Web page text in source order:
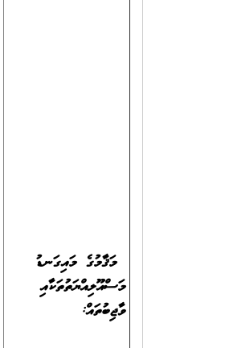
މަޤާމުގެ މައިގަނޑު
މަސްއޫލިއްޔަތުތަކާއި
ވާޖިބުތައް: